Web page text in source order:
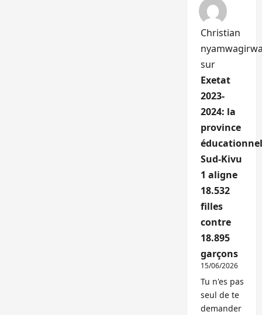
Christian
sur
Exetat
2023-
2024: la
province
Sud-Kivu
1 aligne
18.532
filles
contre
18.895
garçons
15/06/2026
Tu n'es pas
seul de te
demander